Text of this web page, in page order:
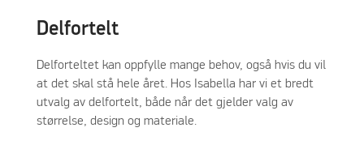
Delfortelt
Delforteltet kan oppfylle mange behov, også hvis du vil
at det skal stå hele året. Hos Isabella har vi et bredt
utvalg av delfortelt, både når det gjelder valg av
størrelse, design og materiale.